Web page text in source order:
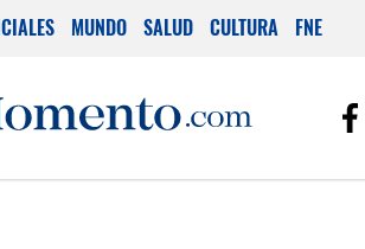
MUNDO SALUD CULTURA FNE